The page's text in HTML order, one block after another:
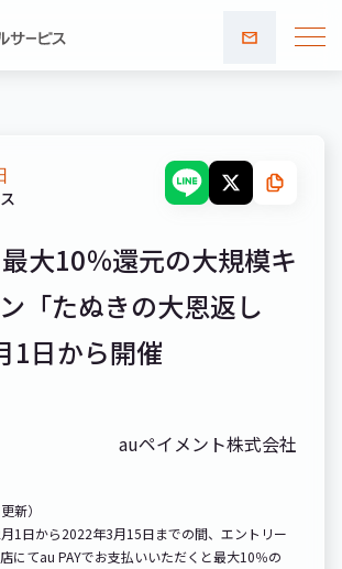
合わせ
大10％還元の大規模キ
「たぬきの大恩返し
1日から開催
auペイメント株式会社
新）
1日から2022年3月15日までの間、エントリー
にてau PAYでお支払いいただくと最大10％の